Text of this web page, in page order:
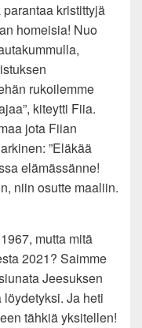
kristittyjä
homeisia! Nuo
rukoilemme
kiteytti Fiia.
jota Fiian
”Eläkää
elämässänne!
niin osutte maaliin.
mutta mitä
2021? Saimme
Jeesuksen
Ja heti
tähkiä yksitellen!